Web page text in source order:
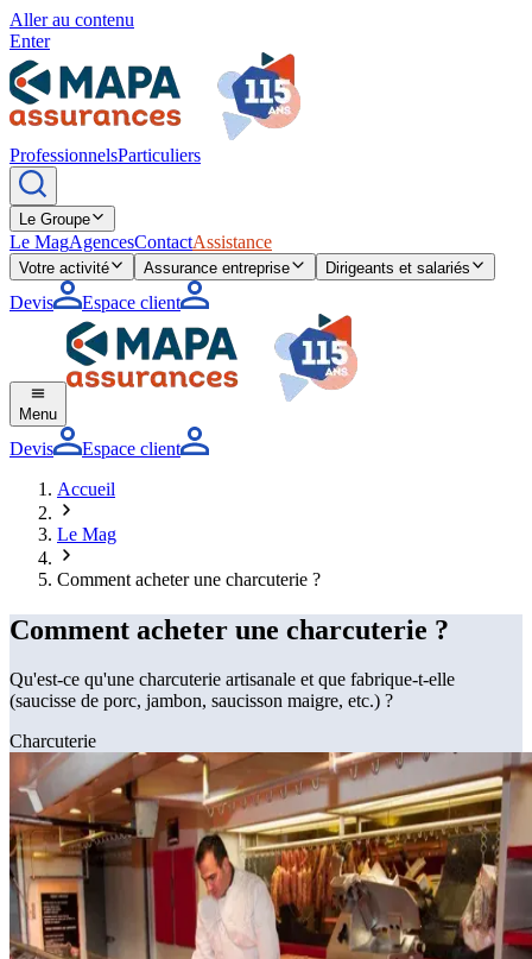
Aller au contenu
Enter
ProfessionnelsParticuliers
Le Groupe
Le MagAgencesContactAssistance
Votre activité Assurance entreprise Dirigeants et salariés
Devis Espace client
Menu
Devis
Espace client
Accueil
Le Mag
Comment acheter une charcuterie ?
Comment acheter une charcuterie ?
Qu'est-ce qu'une charcuterie artisanale et que fabrique-t-elle
(saucisse de porc, jambon, saucisson maigre, etc.) ?
Charcuterie